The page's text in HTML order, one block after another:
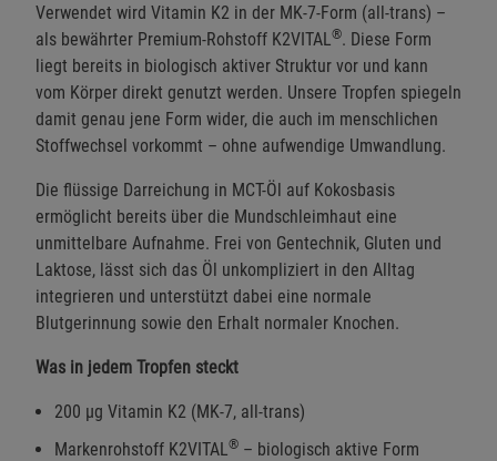
Verwendet wird Vitamin K2 in der MK-7-Form (all-trans) –
als bewährter Premium-Rohstoff K2VITAL ®. Diese Form
liegt bereits in biologisch aktiver Struktur vor und kann
vom Körper direkt genutzt werden. Unsere Tropfen spiegeln
damit genau jene Form wider, die auch im menschlichen
Stoffwechsel vorkommt – ohne aufwendige Umwandlung.
Die flüssige Darreichung in MCT-Öl auf Kokosbasis
ermöglicht bereits über die Mundschleimhaut eine
unmittelbare Aufnahme. Frei von Gentechnik, Gluten und
Laktose, lässt sich das Öl unkompliziert in den Alltag
integrieren und unterstützt dabei eine normale
Blutgerinnung sowie den Erhalt normaler Knochen.
Was in jedem Tropfen steckt
200 µg Vitamin K2 (MK-7, all-trans)
Markenrohstoff K2VITAL ® – biologisch aktive Form